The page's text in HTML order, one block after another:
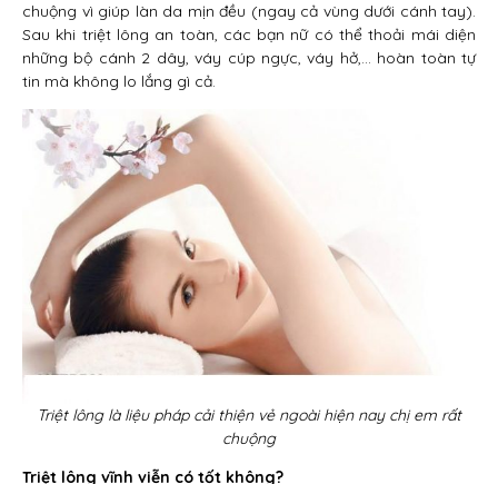
chuộng vì giúp làn da mịn đều (ngay cả vùng dưới cánh tay).
Sau khi triệt lông an toàn, các bạn nữ có thể thoải mái diện
những bộ cánh 2 dây, váy cúp ngực, váy hở,… hoàn toàn tự
tin mà không lo lắng gì cả.
Triệt lông là liệu pháp cải thiện vẻ ngoài hiện nay chị em rất
chuộng
Triệt lông vĩnh viễn có tốt không?